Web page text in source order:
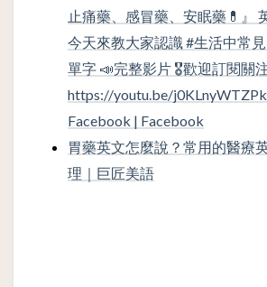
止痛藥、感冒藥、安眠藥💊』
今天來教大家認識 #生活中常
單字 📣完整影片 🎖歡迎訂閱關
https://youtu.be/
Facebook | Facebook
胃藥英文怎麼說？常用的醫療
理｜巨匠美語